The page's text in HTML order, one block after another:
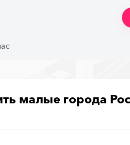
малые города